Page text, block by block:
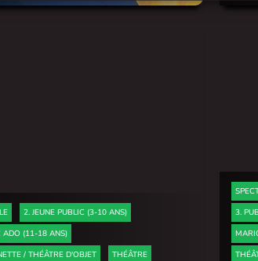
2. JEUNE PUBLIC (3-10 ANS)
ADO (11-18 ANS)
/ THÉÂTRE D'OBJET
THÉÂTRE
3.